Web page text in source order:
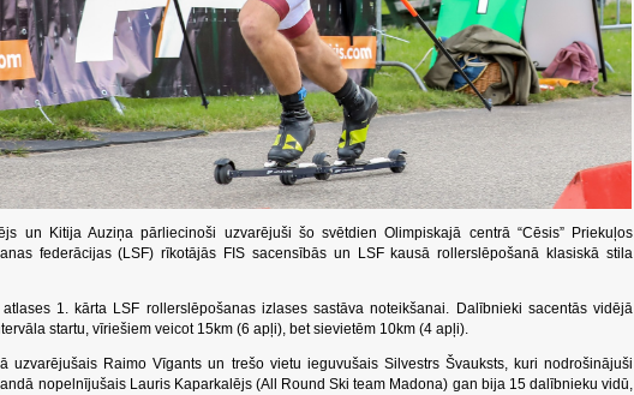
un Kitija Auziņa pārliecinoši uzvarējuši šo svētdien Olimpiskajā centrā “Cēsis” Priekuļos
federācijas (LSF) rīkotājās FIS sacensībās un LSF kausā rollerslēpošanā klasiskā stila
1. kārta LSF rollerslēpošanas izlases sastāva noteikšanai. Dalībnieki sacentās vidējā
startu, vīriešiem veicot 15km (6 apļi), bet sievietēm 10km (4 apļi).
uzvarējušais Raimo Vīgants un trešo vietu ieguvušais Silvestrs Švauksts, kuri nodrošinājuši
nopelnījušais Lauris Kaparkalējs (All Round Ski team Madona) gan bija 15 dalībnieku vidū,